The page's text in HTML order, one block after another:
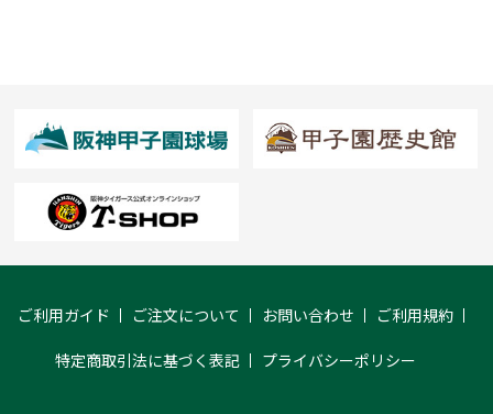
ご利用ガイド ご注文について お問い合わせ ご利用規約
特定商取引法に基づく表記 プライバシーポリシー